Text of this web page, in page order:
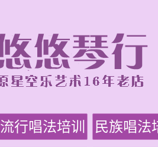
流行唱法培训 民族唱法